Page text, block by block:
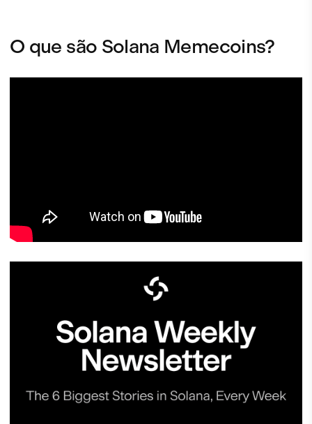
O que são Solana Memecoins?